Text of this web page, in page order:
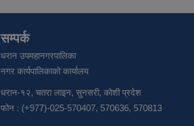
सम्पर्क
धरान उपमहानगरपालिका
नगर कार्यपालिकाको कार्यालय
धरान-१२, चतरा लाइन, सुनसरी, कोशी प्रदेश
फोन : (+977)-025-570407, 570636, 570813